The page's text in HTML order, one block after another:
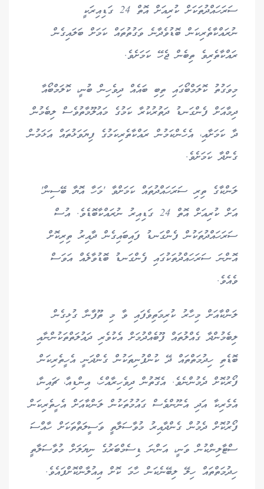
ސަރަހައްދުތަކަށް ކުރިއަށް އޮތް 24 ގަޑިއިރަކީ
ނުރައްކާތެރިކަން ބޮޑުވެދާނެ ވަގުތުތައް ކަމަށް ބަލައިގެން
ރައްކާތެރިވެ ތިބެން ޖެހޭ ކަމަށެވެ.
މިވަގުތު ކޮލަމްބޯގައި ތިބި ބައެއް ދިވެހިން ބުނީ، ކޮލަމްބޯއާ
ދިމާއަށް ފެންގަނޑު ދަތުރުކުރާ ކަމުގެ މައުލޫމާތުވެސް ލިބެމުން
ދާ ކަމަށާއި، އެހެންކަމުން ރައްކާތެރިކަމުގެ ފިޔަވަޅުތައް އަޅަމުން
ގެންދާ ކަމަށެވެ.
ލަންކާގެ ތިރި ސަރަހައްދުތައް ކަމަށްވާ 'މަހާ އޮޔާ ބޭސިން'
އަށް ކުރިއަށް އޮތް 24 ގަޑިއިރު ނުރައްކާބޮޑެވެ. އުސް
ސަރަހައްދުތަކުން ފެންގަނޑު ފައިބައިގެން ދާއިރު ތިރިކޮށް
އޮންނަ ސަރަހައްދުތަކުގައި ފެންގަނޑު ބޮޑުވާލެއް އަވަސް
ވެއެވެ.
ލަންކާއަށް މިހާރު ކުރިމަތިވެފައި ވާ މި ތޫފާނާ ގުޅިގެން
ލިބެމުންދާ ގެއްލުތައް ފޫބެއްދުމަށް އެކުވެރި ދައުލަތްތަކުންނާއި
ބޮޑެތި ހިދުމަތްތައް ދޭ ކުންފުނިތަކުން ގެންދަނީ އެހީތެރިކަން
ފޯރުކޮށް ދެމުންނެވެ. އެގޮތުން ދިވެހިރާއްހެ، އިންޑިއާ، ޗައިނާ،
އެމެރިކާ އަދި އެނޫންވެސް ގައުމުތަކުން ލަންކާއަށް އެހީތެރިކަން
ފޯރުކޮށް ދެމުން ގެންދާއިރު މުވާސަލާތީ ވަސީލަތްތަކަށް ހާއްސަ
ސްޓާލިންކުން ވަނީ، އަންނަ ޑިސެމްބަރުގެ ނިޔަލަށް މުވާސަލާތީ
ހިދުމަތްތައް ހިލޭ ލިބޭނެކަން ހާމަ ކޮށް އިއުލާންކޮށްފައެވެ.